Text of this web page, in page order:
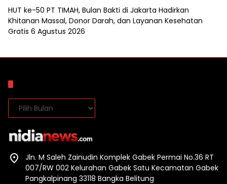
HUT ke-50 PT TIMAH, Bulan Bakti di Jakarta Hadirkan
Khitanan Massal, Donor Darah, dan Layanan Kesehatan
Gratis 6 Agustus 2026
Arsip
Jln. M Saleh Zainudin Komplek Gabek Permai No.36 RT
007/RW 002 Kelurahan Gabek Satu Kecamatan Gabek
Pangkalpinang 33118 Bangka Belitung